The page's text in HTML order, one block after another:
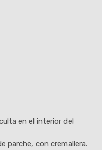
en el interior del
parche, con cremallera.